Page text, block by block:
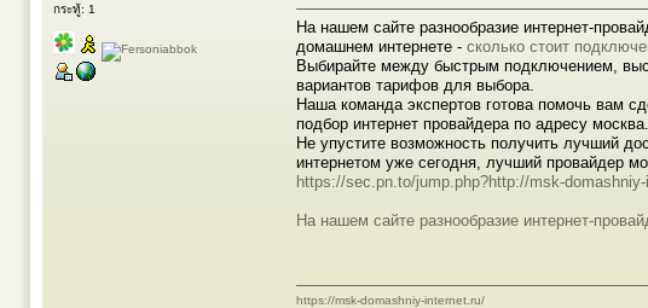
กระทู้: 1
На нашем сайте разнообразие интернет-
домашнем интернете - сколько стоит
Выбирайте между быстрым подключением,
вариантов тарифов для выбора.
Наша команда экспертов готова помочь вам
подбор интернет провайдера по адресу москва.
Не упустите возможность получить лучший
интернетом уже сегодня, лучший провайдер
https://sec.pn.to/jump.php?http://msk-
На нашем сайте разнообразие интернет-
https://msk-domashniy-internet.ru/